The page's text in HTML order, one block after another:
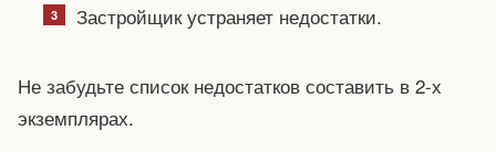
Застройщик устраняет недостатки.
Не забудьте список недостатков составить в 2-х
экземплярах.